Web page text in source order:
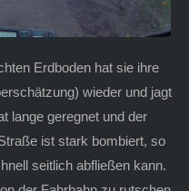
Erdboden hat sie ihre
wieder und jagt
lange geregnet und der
ist stark bombiert, so
seitlich abfließen kann.